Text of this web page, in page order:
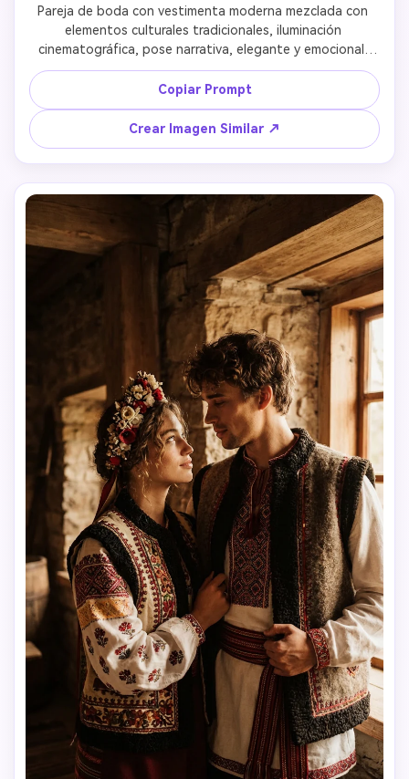
Pareja de boda con vestimenta moderna mezclada con
elementos culturales tradicionales, iluminación
cinematográfica, pose narrativa, elegante y emocional,
fotografía de retrato ultra realista
Copiar Prompt
Crear Imagen Similar ↗